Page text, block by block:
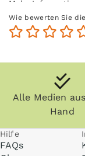
Mehr
Wie bewerten Sie
Alle Medien
Hand
Hilfe
FAQs